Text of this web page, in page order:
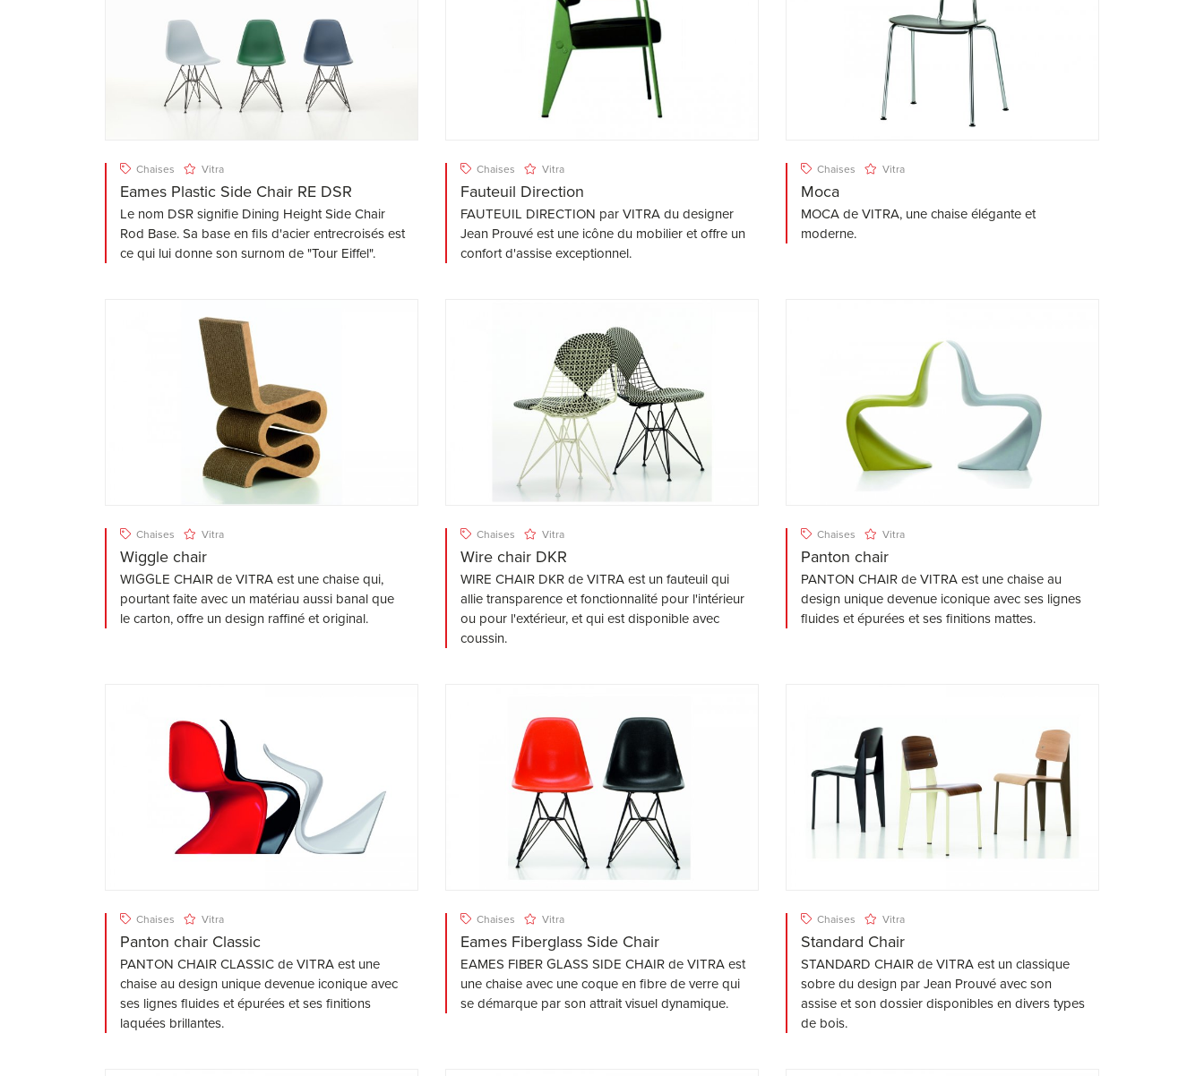
Chaises Vitra
Eames Plastic Side Chair RE DSR
Le nom DSR signifie Dining Height Side Chair
Rod Base. Sa base en fils d'acier entrecroisés est
ce qui lui donne son surnom de "Tour Eiffel".
Chaises Vitra
Fauteuil Direction
FAUTEUIL DIRECTION par VITRA du designer
Jean Prouvé est une icône du mobilier et offre un
confort d'assise exceptionnel.
Chaises Vitra
Moca
MOCA de VITRA, une chaise élégante et
moderne.
Chaises Vitra
Wiggle chair
WIGGLE CHAIR de VITRA est une chaise qui,
pourtant faite avec un matériau aussi banal que
le carton, offre un design raffiné et original.
Chaises Vitra
Wire chair DKR
WIRE CHAIR DKR de VITRA est un fauteuil qui
allie transparence et fonctionnalité pour l'intérieur
ou pour l'extérieur, et qui est disponible avec
coussin.
Chaises Vitra
Panton chair
PANTON CHAIR de VITRA est une chaise au
design unique devenue iconique avec ses lignes
fluides et épurées et ses finitions mattes.
Chaises Vitra
Panton chair Classic
PANTON CHAIR CLASSIC de VITRA est une
chaise au design unique devenue iconique avec
ses lignes fluides et épurées et ses finitions
laquées brillantes.
Chaises Vitra
Eames Fiberglass Side Chair
EAMES FIBER GLASS SIDE CHAIR de VITRA est
une chaise avec une coque en fibre de verre qui
se démarque par son attrait visuel dynamique.
Chaises Vitra
Standard Chair
STANDARD CHAIR de VITRA est un classique
sobre du design par Jean Prouvé avec son
assise et son dossier disponibles en divers types
de bois.